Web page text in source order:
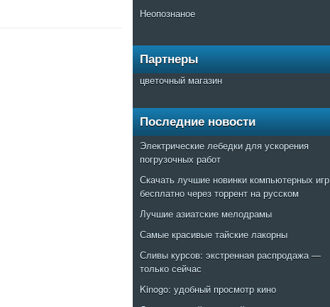
Неопознаное
Партнеры
цветочный магазин
Последние новости
Электрические лебедки для ускорения
погрузочных работ
Скачать лучшие новинки компьютерных игр
бесплатно через торрент на русском
Лучшие азиатские мелодрамы
Самые красивые тайские лакорны
Сливы курсов: экстренная распродажа —
только сейчас
Kinogo: удобный просмотр кино